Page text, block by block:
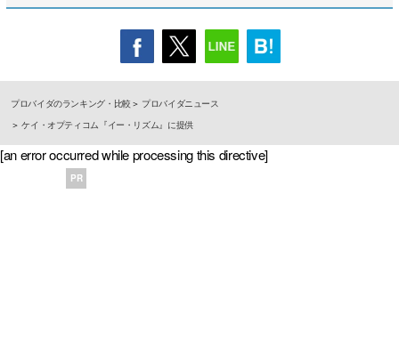
プロバイダのランキング・比較
プロバイダニュース
ケイ・オプティコム『イー・リズム』に提供
[an error occurred while processing this directive]
PR